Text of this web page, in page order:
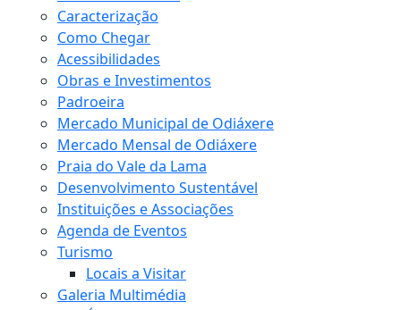
Caracterização
Como Chegar
Acessibilidades
Obras e Investimentos
Padroeira
Mercado Municipal de Odiáxere
Mercado Mensal de Odiáxere
Praia do Vale da Lama
Desenvolvimento Sustentável
Instituições e Associações
Agenda de Eventos
Turismo
Locais a Visitar
Galeria Multimédia